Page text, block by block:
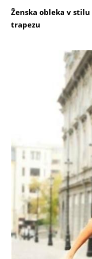
Ženska obleka v
trapezu